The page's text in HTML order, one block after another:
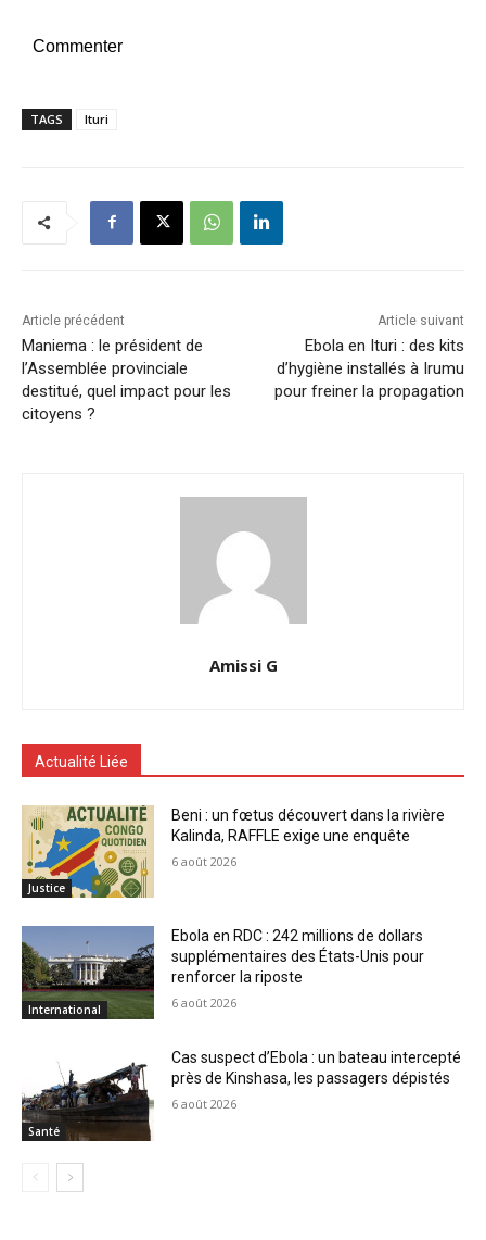
Commenter
TAGS Ituri
Article précédent
Maniema : le président de
l’Assemblée provinciale
destitué, quel impact pour les
citoyens ?
Article suivant
Ebola en Ituri : des kits
d’hygiène installés à Irumu
pour freiner la propagation
Amissi G
Actualité Liée
Justice
Beni : un fœtus découvert dans la rivière
Kalinda, RAFFLE exige une enquête
6 août 2026
International
Ebola en RDC : 242 millions de dollars
supplémentaires des États-Unis pour
renforcer la riposte
6 août 2026
Santé
Cas suspect d’Ebola : un bateau intercepté
près de Kinshasa, les passagers dépistés
6 août 2026